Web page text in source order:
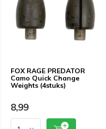
FOX RAGE PREDATOR
Camo Quick Change
Weights (4stuks)
8,99